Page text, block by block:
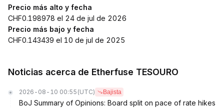
Precio más alto y fecha
CHF0.198978 el 24 de jul de 2026
Precio más bajo y fecha
CHF0.143439 el 10 de jul de 2025
Noticias acerca de Etherfuse TESOURO
2026-08-10 00:55 (UTC) Bajista
BoJ Summary of Opinions: Board split on pace of rate hikes